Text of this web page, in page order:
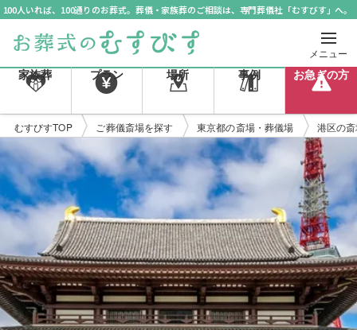
100人いれば、100通りのお葬式。葬儀・家族葬のご相談は、専門葬儀社「むすびす」へ。
メニュー
家族葬 プラン 場所 事例 お急ぎの方
むすびすTOP ご葬儀斎場を探す 東京都の斎場・葬儀場 港区の